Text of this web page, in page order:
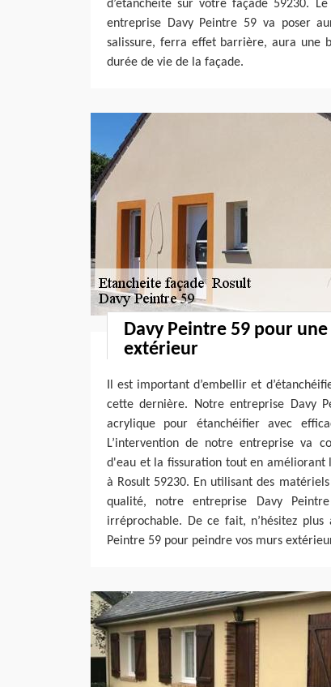
d’étanchéité sur votre façade 59230.
entreprise Davy Peintre 59 va poser
salissure, ferra effet barrière, aura une
durée de vie de la façade.
Davy Peintre 59 pour
extérieur
Il est important d’embellir et
cette dernière. Notre entreprise Davy
acrylique pour étanchéifier avec
L’intervention de notre entreprise va
d'eau et la fissuration tout en améliorant
à Rosult 59230. En utilisant des
qualité, notre entreprise Davy
irréprochable. De ce fait, n’hésitez
Peintre 59 pour peindre vos murs